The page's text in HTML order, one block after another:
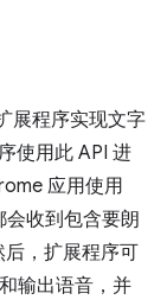
展程序实现文字
使用此 API 进
应用使用
收到包含要朗
，扩展程序可
输出语音，并